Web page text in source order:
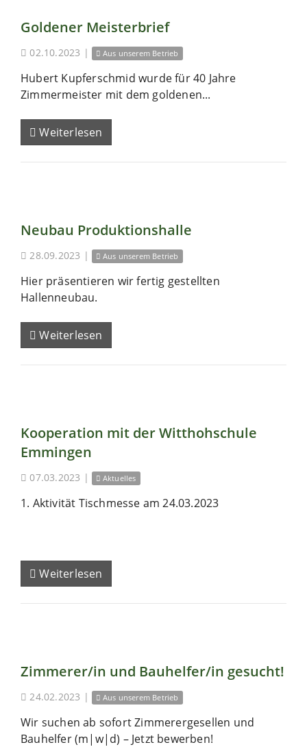
Goldener Meisterbrief
02.10.2023 | Aus unserem Betrieb
Hubert Kupferschmid wurde für 40 Jahre
Zimmermeister mit dem goldenen...
Weiterlesen
Neubau Produktionshalle
28.09.2023 | Aus unserem Betrieb
Hier präsentieren wir fertig gestellten
Hallenneubau.
Weiterlesen
Kooperation mit der Witthohschule
Emmingen
07.03.2023 | Aktuelles
1. Aktivität Tischmesse am 24.03.2023
Weiterlesen
Zimmerer/in und Bauhelfer/in gesucht!
24.02.2023 | Aus unserem Betrieb
Wir suchen ab sofort Zimmerergesellen und
Bauhelfer (m|w|d) – Jetzt bewerben!